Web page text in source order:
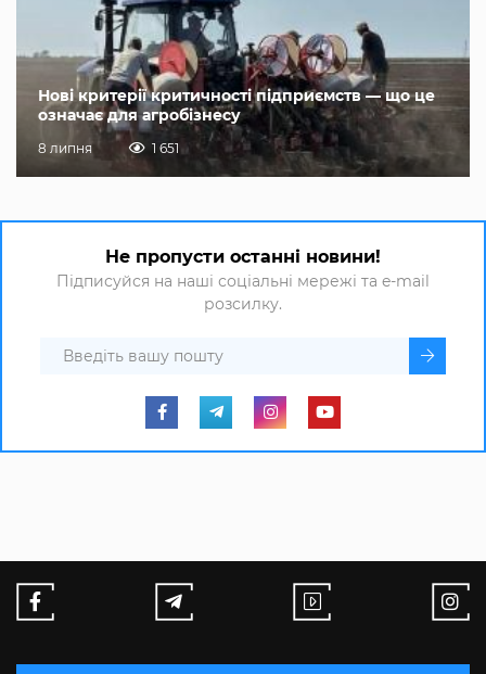
Нові критерії критичності підприємств — що це
означає для агробізнесу
8 липня 1 651
Не пропусти останні новини!
Підписуйся на наші соціальні мережі та e-mail
розсилку.